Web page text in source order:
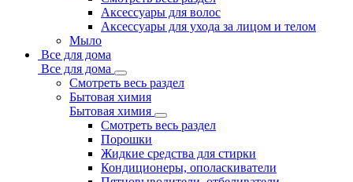
Аксессуары для волос
Аксессуары для ухода за лицом и телом
Мыло
Все для дома
Все для дома
Смотреть весь раздел
Бытовая химия
Бытовая химия
Смотреть весь раздел
Порошки
Жидкие средства для стирки
Кондиционеры, ополаскиватели